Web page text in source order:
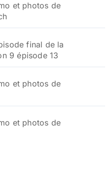
et photos de
final de la
9 épisode 13
et photos de
et photos de